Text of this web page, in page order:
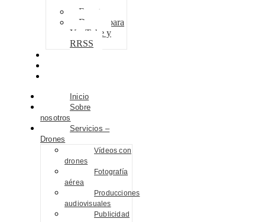
Eventos
Drones para
YouTube y
RRSS
Inicio
Sobre
nosotros
Servicios –
Drones
Vídeos con
drones
Fotografía
aérea
Producciones
audiovisuales
Publicidad